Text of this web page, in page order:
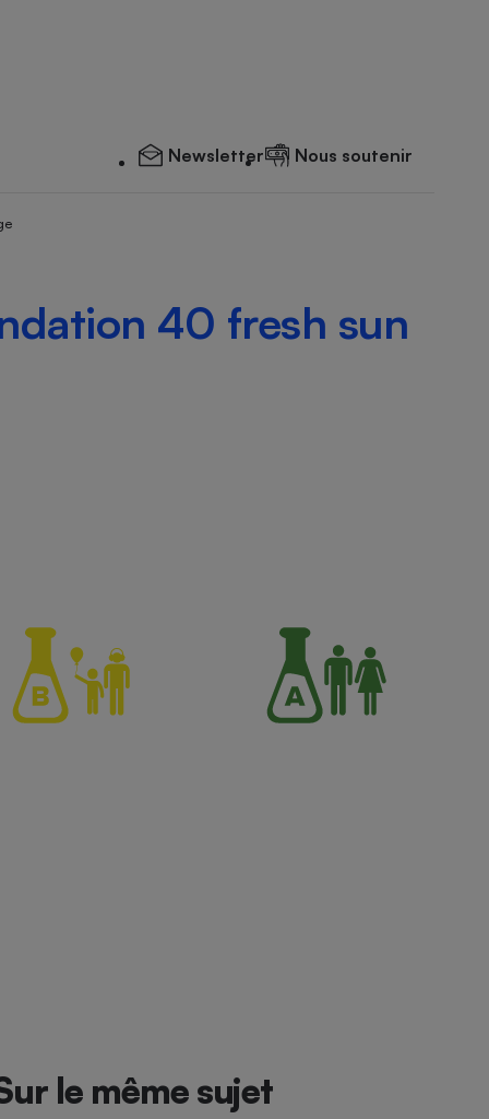
Newsletter Nous soutenir
40 fresh sun
le même sujet